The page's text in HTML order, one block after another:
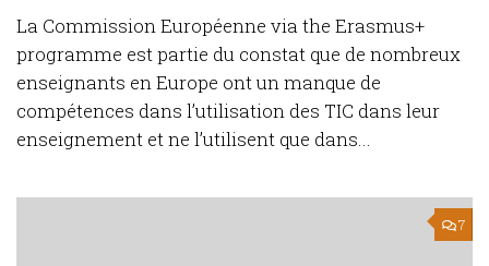
La Commission Européenne via the Erasmus+
programme est partie du constat que de nombreux
enseignants en Europe ont un manque de
compétences dans l’utilisation des TIC dans leur
enseignement et ne l’utilisent que dans...
7